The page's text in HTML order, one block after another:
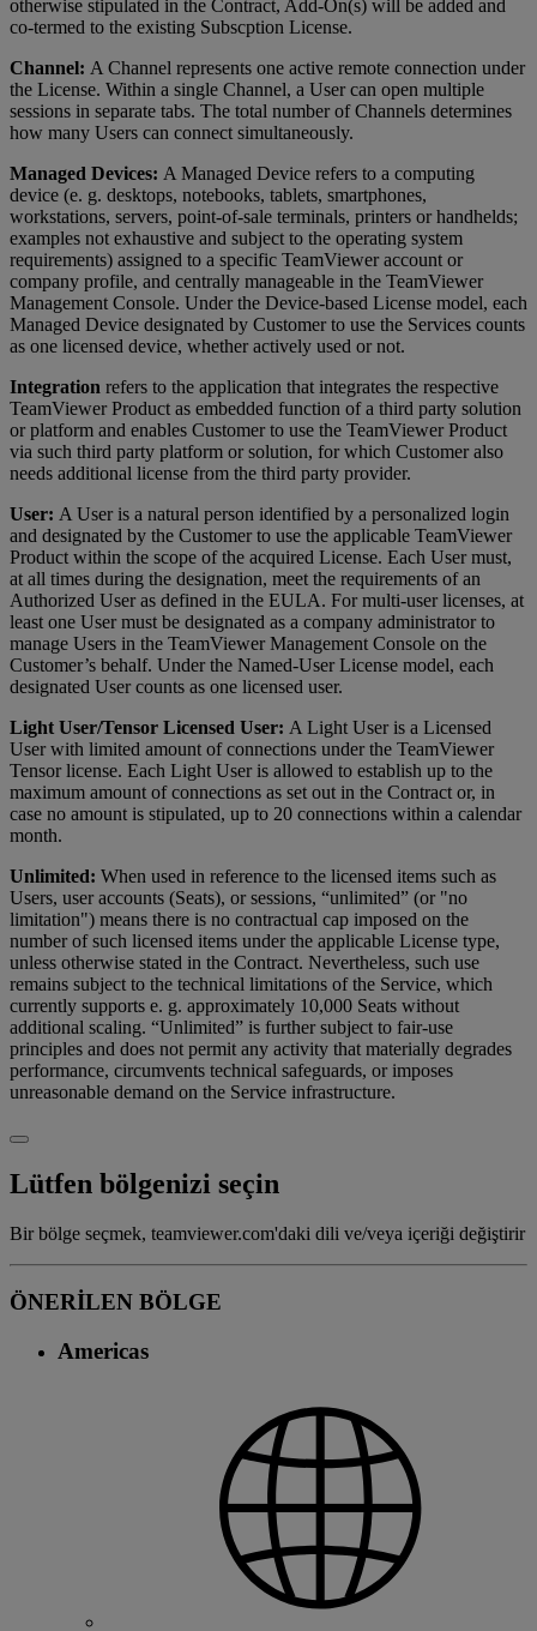
otherwise stipulated in the Contract, Add-On(s) will be added and
co-termed to the existing Subscption License.
Channel: A Channel represents one active remote connection under
the License. Within a single Channel, a User can open multiple
sessions in separate tabs. The total number of Channels determines
how many Users can connect simultaneously.
Managed Devices: A Managed Device refers to a computing
device (e. g. desktops, notebooks, tablets, smartphones,
workstations, servers, point-of-sale terminals, printers or handhelds;
examples not exhaustive and subject to the operating system
requirements) assigned to a specific TeamViewer account or
company profile, and centrally manageable in the TeamViewer
Management Console. Under the Device-based License model, each
Managed Device designated by Customer to use the Services counts
as one licensed device, whether actively used or not.
Integration refers to the application that integrates the respective
TeamViewer Product as embedded function of a third party solution
or platform and enables Customer to use the TeamViewer Product
via such third party platform or solution, for which Customer also
needs additional license from the third party provider.
User: A User is a natural person identified by a personalized login
and designated by the Customer to use the applicable TeamViewer
Product within the scope of the acquired License. Each User must,
at all times during the designation, meet the requirements of an
Authorized User as defined in the EULA. For multi-user licenses, at
least one User must be designated as a company administrator to
manage Users in the TeamViewer Management Console on the
Customer’s behalf. Under the Named-User License model, each
designated User counts as one licensed user.
Light User/Tensor Licensed User: A Light User is a Licensed
User with limited amount of connections under the TeamViewer
Tensor license. Each Light User is allowed to establish up to the
maximum amount of connections as set out in the Contract or, in
case no amount is stipulated, up to 20 connections within a calendar
month.
Unlimited: When used in reference to the licensed items such as
Users, user accounts (Seats), or sessions, “unlimited” (or "no
limitation") means there is no contractual cap imposed on the
number of such licensed items under the applicable License type,
unless otherwise stated in the Contract. Nevertheless, such use
remains subject to the technical limitations of the Service, which
currently supports e. g. approximately 10,000 Seats without
additional scaling. “Unlimited” is further subject to fair-use
principles and does not permit any activity that materially degrades
performance, circumvents technical safeguards, or imposes
unreasonable demand on the Service infrastructure.
Lütfen bölgenizi seçin
Bir bölge seçmek, teamviewer.com'daki dili ve/veya içeriği değiştirir
ÖNERİLEN BÖLGE
Americas